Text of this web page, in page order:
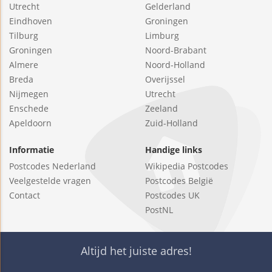
Utrecht
Eindhoven
Tilburg
Groningen
Almere
Breda
Nijmegen
Enschede
Apeldoorn
Gelderland
Groningen
Limburg
Noord-Brabant
Noord-Holland
Overijssel
Utrecht
Zeeland
Zuid-Holland
Informatie
Postcodes Nederland
Veelgestelde vragen
Contact
Handige links
Wikipedia Postcodes
Postcodes België
Postcodes UK
PostNL
Altijd het juiste adres!